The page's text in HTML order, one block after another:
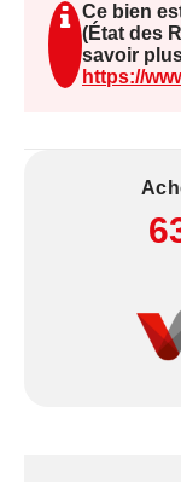
Ce bien
(État des
savoir
https://